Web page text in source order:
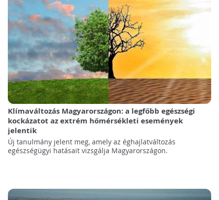
Klímaváltozás Magyarországon: a legfőbb egészségi
kockázatot az extrém hőmérsékleti események
jelentik
Új tanulmány jelent meg, amely az éghajlatváltozás
egészségügyi hatásait vizsgálja Magyarországon.